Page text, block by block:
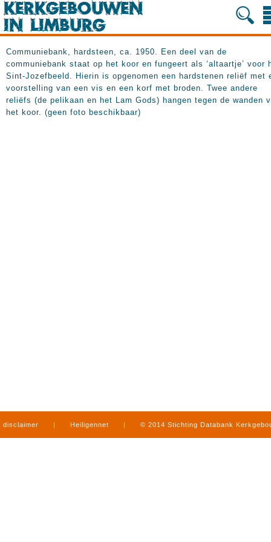
Communiebank, hardsteen, ca. 1950. Een deel van de
communiebank staat op het koor en fungeert als ‘altaartje’ voor
Sint-Jozefbeeld. Hierin is opgenomen een hardstenen reliëf met
voorstelling van een vis en een korf met broden. Twee andere
reliëfs (de pelikaan en het Lam Gods) hangen tegen de wanden
het koor. (geen foto beschikbaar)
disclaimer | Heiligennet | © 2014 Stichting Databank